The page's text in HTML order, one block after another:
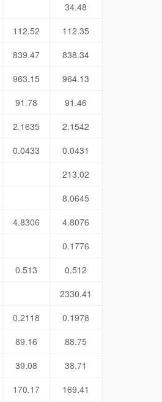
34.48
112.52
112.35
839.47
838.34
963.15
964.13
91.78
91.46
2.1635
2.1542
0.0433
0.0431
213.02
8.0645
4.8306
4.8076
0.1776
0.513
0.512
2330.41
0.2118
0.1978
89.16
88.75
39.08
38.71
170.17
169.41